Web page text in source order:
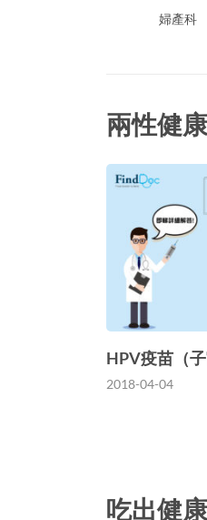
婦產科
兩性健康
HPV疫苗（子
2018-04-04
吃出健康